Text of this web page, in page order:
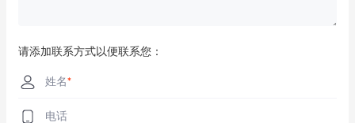
请添加联系方式以便联系您：
姓名*
电话